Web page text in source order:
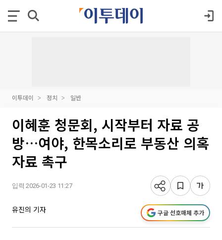
이투데이 정치 일반
이혜훈 청문회, 시작부터 자료 공
방…여야, 한목소리로 부동산 의혹
자료 촉구
입력 2026-01-23 11:27
유진의 기자 구글 선호매체 추가